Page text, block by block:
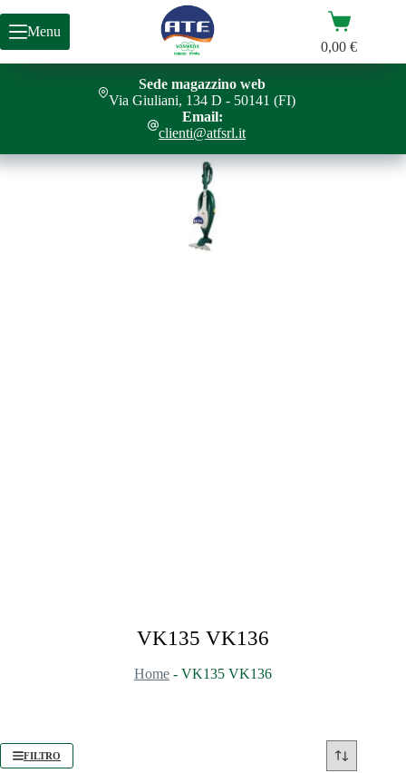
contenuto
Menu
Carrello
0,00€
Sede magazzino web
Via Giuliani, 134 D - 50141 (FI)
Email:
clienti@atfsrl.it
VK135 VK136
Home - VK135 VK136
FILTRO